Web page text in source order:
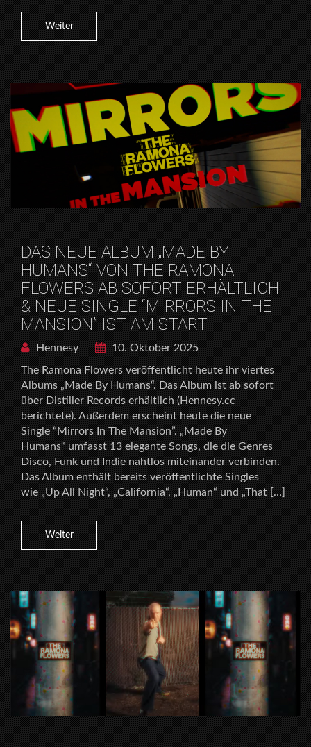
Weiter
DAS NEUE ALBUM „MADE BY
HUMANS“ VON THE RAMONA
FLOWERS AB SOFORT ERHÄLTLICH
& NEUE SINGLE “MIRRORS IN THE
MANSION” IST AM START
Hennesy
10. Oktober 2025
The Ramona Flowers veröffentlicht heute ihr viertes
Albums „Made By Humans“. Das Album ist ab sofort
über Distiller Records erhältlich (Hennesy.cc
berichtete). Außerdem erscheint heute die neue
Single “Mirrors In The Mansion”. „Made By
Humans“ umfasst 13 elegante Songs, die die Genres
Disco, Funk und Indie nahtlos miteinander verbinden.
Das Album enthält bereits veröffentlichte Singles
wie „Up All Night“, „California“, „Human“ und „That […]
Weiter